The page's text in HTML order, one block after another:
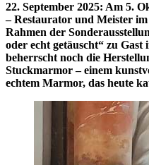
22. September 2025: Am 5.
– Restaurator und Meister
Rahmen der
oder echt getäuscht“ zu
beherrscht noch die
Stuckmarmor – einem
echtem Marmor, das heute